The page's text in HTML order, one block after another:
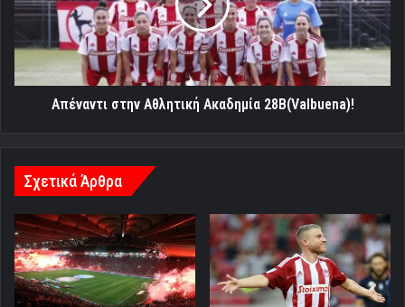
28Β(Valbuena)!
Απέναντι στην Αθλητική Ακαδημία 28Β(Valbuena)!
Σχετικά Άρθρα